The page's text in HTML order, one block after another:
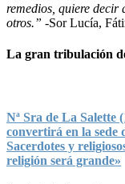
remedios, quiere decir
otros.” -Sor Lucía,
La gran tribulación
Nª Sra de La
convertirá en la
Sacerdotes y
religión será grande»